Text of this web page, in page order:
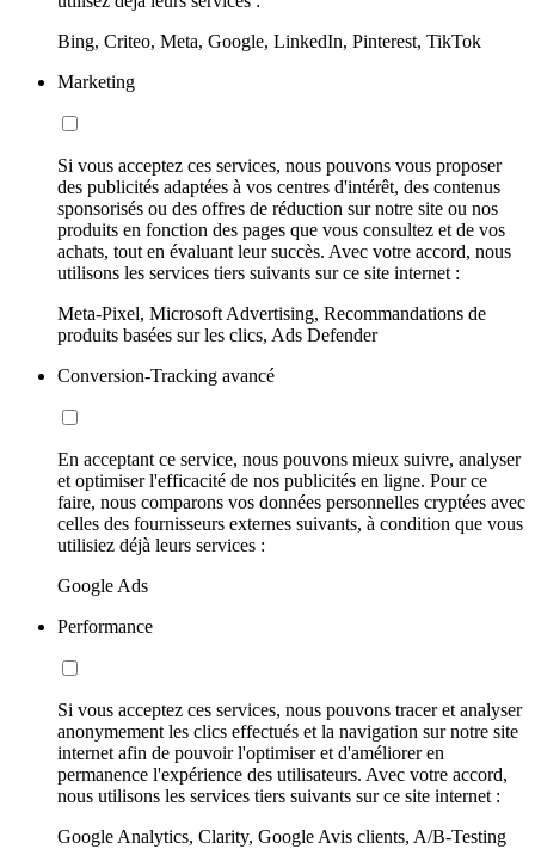
Bing, Criteo, Meta, Google, LinkedIn, Pinterest, TikTok
Marketing
Si vous acceptez ces services, nous pouvons vous proposer
des publicités adaptées à vos centres d'intérêt, des contenus
sponsorisés ou des offres de réduction sur notre site ou nos
produits en fonction des pages que vous consultez et de vos
achats, tout en évaluant leur succès. Avec votre accord, nous
utilisons les services tiers suivants sur ce site internet :
Meta-Pixel, Microsoft Advertising, Recommandations de
produits basées sur les clics, Ads Defender
Conversion-Tracking avancé
En acceptant ce service, nous pouvons mieux suivre, analyser
et optimiser l'efficacité de nos publicités en ligne. Pour ce
faire, nous comparons vos données personnelles cryptées avec
celles des fournisseurs externes suivants, à condition que vous
utilisiez déjà leurs services :
Google Ads
Performance
Si vous acceptez ces services, nous pouvons tracer et analyser
anonymement les clics effectués et la navigation sur notre site
internet afin de pouvoir l'optimiser et d'améliorer en
permanence l'expérience des utilisateurs. Avec votre accord,
nous utilisons les services tiers suivants sur ce site internet :
Google Analytics, Clarity, Google Avis clients, A/B-Testing